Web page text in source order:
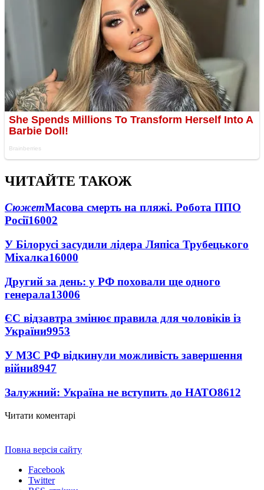
ЧИТАЙТЕ ТАКОЖ
СюжетМасова смерть на пляжі. Робота ППО
Росії16002
У Білорусі засудили лідера Ляпіса Трубецького
Міхалка16000
Другий за день: у РФ поховали ще одного
генерала13006
ЄС відзавтра змінює правила для чоловіків із
України9953
У МЗС РФ відкинули можливість завершення
війни8947
Залужний: Україна не вступить до НАТО8612
Читати коментарі
Повна версія сайту
Facebook
Twitter